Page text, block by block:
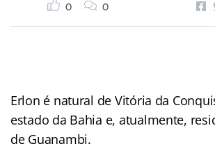
0 0
Erlon é natural de Vitória da
estado da Bahia e, atualmente,
de Guanambi.